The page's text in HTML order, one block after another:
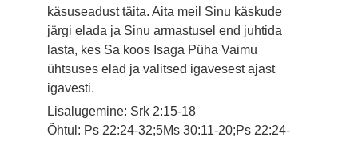
käsuseadust täita. Aita meil Sinu käskude
järgi elada ja Sinu armastusel end juhtida
lasta, kes Sa koos Isaga Püha Vaimu
ühtsuses elad ja valitsed igavesest ajast
igavesti.
Lisalugemine: Srk 2:15-18
Õhtul: Ps 22:24-32;5Ms 30:11-20;Ps 22:24-